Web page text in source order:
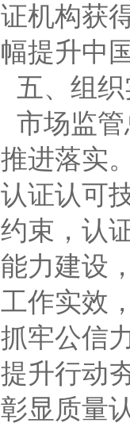
证机构获
幅提升中
五、组
市场监
推进落实
认证认可
约束，认
能力建设
工作实效
抓牢公信
提升行动
彰显质量